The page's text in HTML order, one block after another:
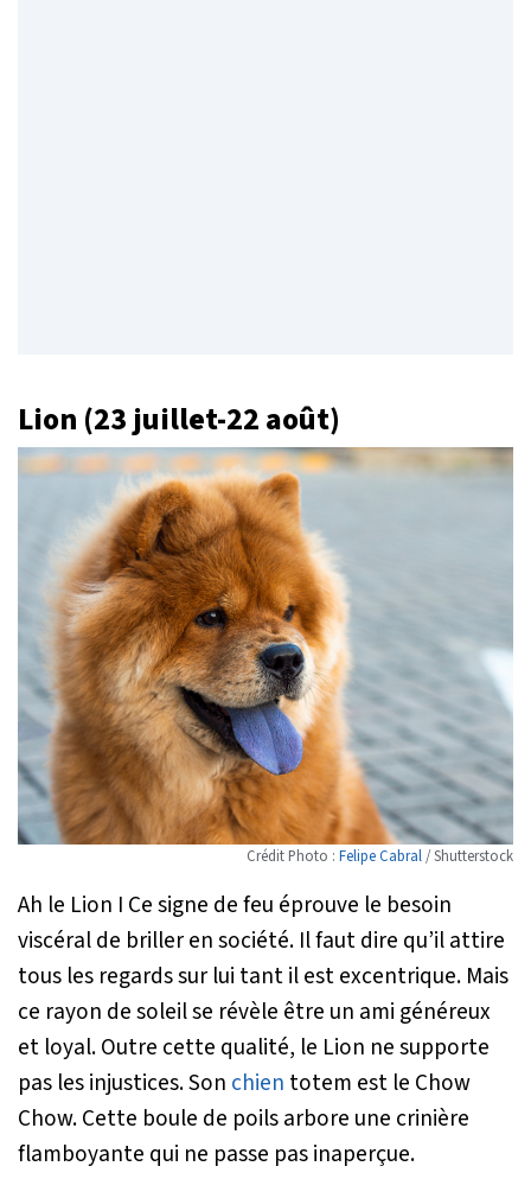
Lion (23 juillet-22 août)
Crédit Photo : Felipe Cabral/ Shutterstock
Ah le Lion I Ce signe de feu éprouve le besoin
viscéral de briller en société. Il faut dire qu’il attire
tous les regards sur lui tant il est excentrique. Mais
ce rayon de soleil se révèle être un ami généreux
et loyal. Outre cette qualité, le Lion ne supporte
pas les injustices. Son chien totem est le Chow
Chow. Cette boule de poils arbore une crinière
flamboyante qui ne passe pas inaperçue.